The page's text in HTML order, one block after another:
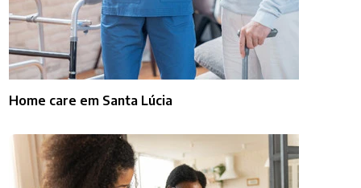
Home care em Santa Lúcia